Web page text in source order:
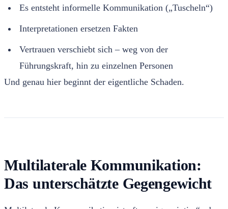
Es entsteht informelle Kommunikation („Tuscheln“)
Interpretationen ersetzen Fakten
Vertrauen verschiebt sich – weg von der
Führungskraft, hin zu einzelnen Personen
Und genau hier beginnt der eigentliche Schaden.
Multilaterale Kommunikation:
Das unterschätzte Gegengewicht